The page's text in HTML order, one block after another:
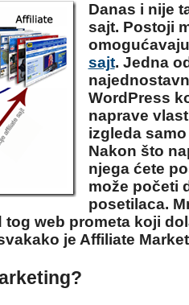
Danas i nije
sajt. Postoji
sajt. Jedna
WordPress
naprave
izgleda
Nakon što
njega ćete
može početi
posetilaca.
tog web prometa koji
je Affiliate